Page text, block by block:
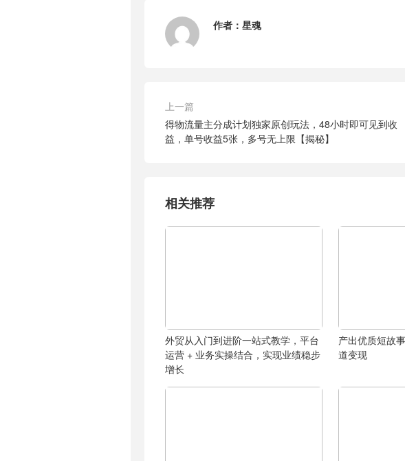
作者： 星魂
上一篇
得物流量主分成计划独家原创玩法，48小时即可见到收
益，单号收益5张，多号无上限【揭秘】
相关推荐
外贸从入门到进阶一站式教学，平台
运营 + 业务实操结合，实现业绩稳步
增长
产出优质短故
道变现